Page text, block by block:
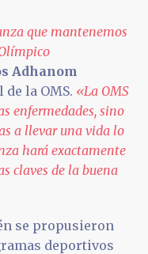
que mantenemos
Adhanom
la OMS. «La OMS
enfermedades, sino
a llevar una vida lo
hará exactamente
claves de la buena
se propusieron
deportivos